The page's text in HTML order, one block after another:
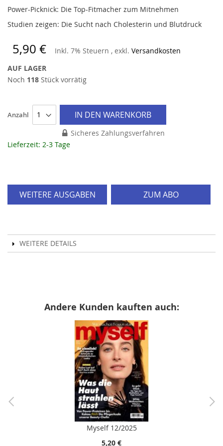
Power-Picknick: Die Top-Fitmacher zum Mitnehmen
Studien zeigen: Die Sucht nach Cholesterin und Blutdruck
5,90 € Inkl. 7% Steuern , exkl. Versandkosten
AUF LAGER
Noch 118 Stück vorrätig
Anzahl IN DEN WARENKORB
Sicheres Zahlungsverfahren
Lieferzeit: 2-3 Tage
WEITERE AUSGABEN ZUM ABO
WEITERE DETAILS
Andere Kunden kauften auch:
Myself 12/2025
5,20 €